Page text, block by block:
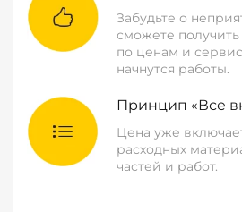
Забудьте о
сможете
по ценам и
начнутся работы.
Принцип «Все
Цена уже
расходных
частей и работ.